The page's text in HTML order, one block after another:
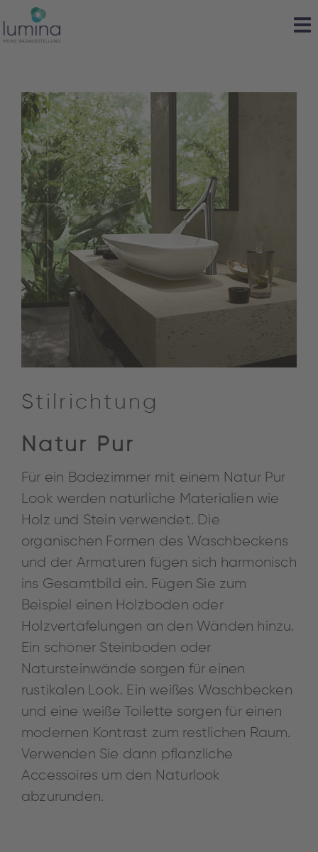
Stilrichtung
Natur Pur
Für ein Badezimmer mit einem Natur Pur
Look werden natürliche Materialien wie
Holz und Stein verwendet. Die
organischen Formen des Waschbeckens
und der Armaturen fügen sich harmonisch
ins Gesamtbild ein. Fügen Sie zum
Beispiel einen Holzboden oder
Holzvertäfelungen an den Wänden hinzu.
Ein schöner Steinboden oder
Natursteinwände sorgen für einen
rustikalen Look. Ein weißes Waschbecken
und eine weiße Toilette sorgen für einen
modernen Kontrast zum restlichen Raum.
Verwenden Sie dann pflanzliche
Accessoires um den Naturlook
abzurunden.